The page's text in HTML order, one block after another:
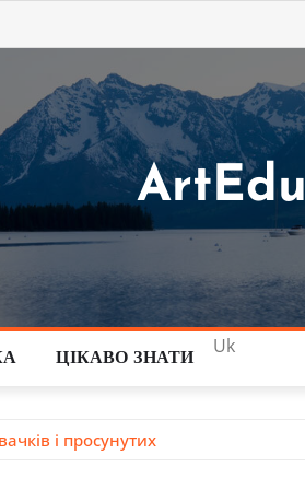
ArtEdu
ЦІКАВО ЗНАТИ
Uk
і просунутих